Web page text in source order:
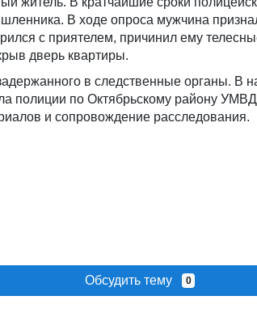
В ходе опроса мужчина
с приятелем, причинил ему
дверь квартиры.
в следственные органы. В
полиции по Октябрьскому району
и сопровождение расследования.
Обсудить тему 0